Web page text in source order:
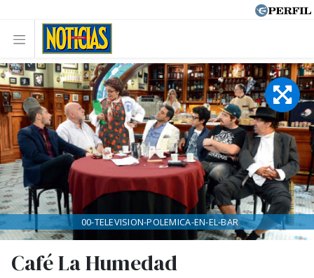
Café La Humedad
00-TELEVISION-POLEMICA-EN-EL-BAR